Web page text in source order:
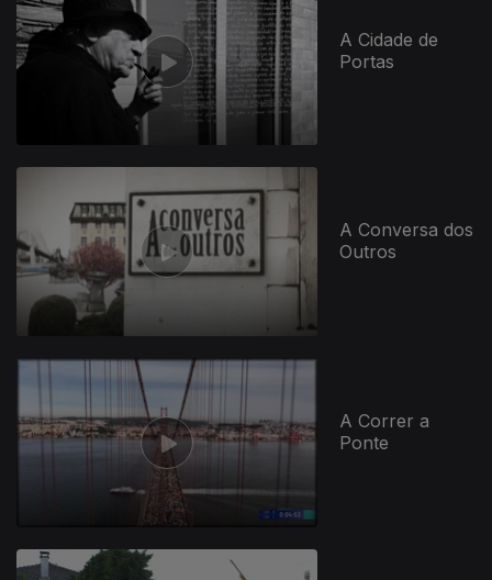
A Cidade de
Portas
A Conversa dos
Outros
A Correr a
Ponte